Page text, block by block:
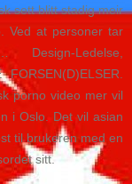
sett blitt stadig meir
Ved at personer tar
Ledelse,
porno video mer vil
i Oslo. Det vil asian
til brukeren med en
sitt.